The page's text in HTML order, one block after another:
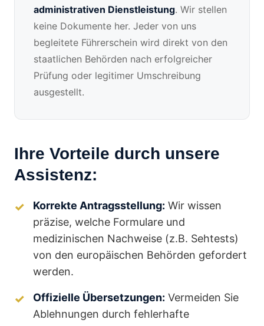
administrativen Dienstleistung. Wir stellen
keine Dokumente her. Jeder von uns
begleitete Führerschein wird direkt von den
staatlichen Behörden nach erfolgreicher
Prüfung oder legitimer Umschreibung
ausgestellt.
Ihre Vorteile durch unsere
Assistenz:
Korrekte Antragsstellung: Wir wissen
präzise, welche Formulare und
medizinischen Nachweise (z.B. Sehtests)
von den europäischen Behörden gefordert
werden.
Offizielle Übersetzungen: Vermeiden Sie
Ablehnungen durch fehlerhafte